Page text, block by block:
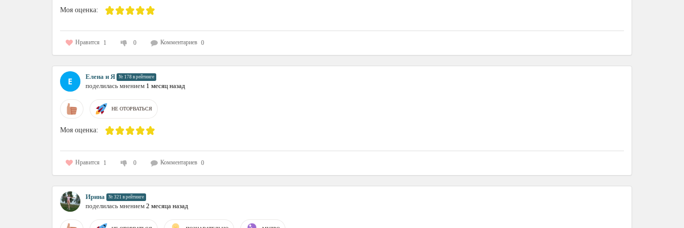
Моя оценка:
Нравится 1 0 Комментариев 0
Елена и Я № 178 в рейтинге
поделилась мнением 1 месяц назад
НЕ ОТОРВАТЬСЯ
Моя оценка:
Нравится 1 0 Комментариев 0
Ирина № 321 в рейтинге
поделилась мнением 2 месяца назад